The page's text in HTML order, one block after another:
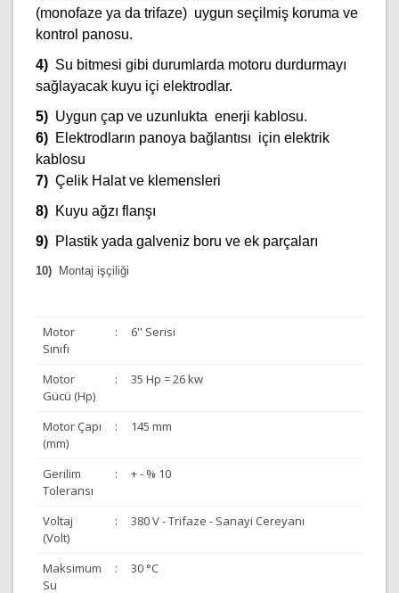
(monofaze ya da trifaze) uygun seçilmiş koruma ve
kontrol panosu.
4) Su bitmesi gibi durumlarda motoru durdurmayı
sağlayacak kuyu içi elektrodlar.
5) Uygun çap ve uzunlukta enerji kablosu.
6) Elektrodların panoya bağlantısı için elektrik
kablosu
7) Çelik Halat ve klemensleri
8) Kuyu ağzı flanşı
9) Plastik yada galveniz boru ve ek parçaları
10) Montaj işçiliği
Motor
Sınıfı
: 6'' Serisi
Motor
Gücü (Hp)
: 35 Hp = 26 kw
Motor Çapı
(mm)
: 145 mm
Gerilim
Toleransı
: + - % 10
Voltaj
(Volt)
: 380 V - Trifaze - Sanayi Cereyanı
Maksimum
Su
: 30 °C